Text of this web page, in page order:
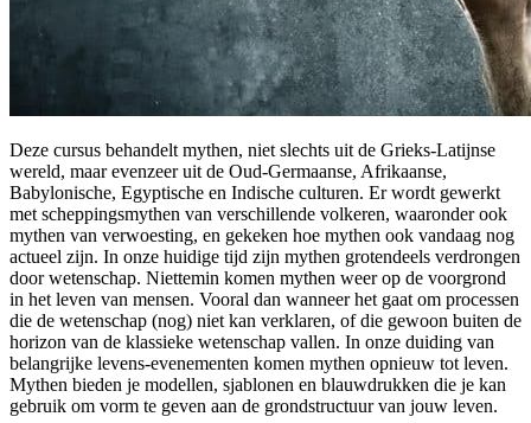
Deze cursus behandelt mythen, niet slechts uit de Grieks-Latijnse
wereld, maar evenzeer uit de Oud-Germaanse, Afrikaanse,
Babylonische, Egyptische en Indische culturen. Er wordt gewerkt
met scheppingsmythen van verschillende volkeren, waaronder ook
mythen van verwoesting, en gekeken hoe mythen ook vandaag nog
actueel zijn. In onze huidige tijd zijn mythen grotendeels verdrongen
door wetenschap. Niettemin komen mythen weer op de voorgrond
in het leven van mensen. Vooral dan wanneer het gaat om processen
die de wetenschap (nog) niet kan verklaren, of die gewoon buiten de
horizon van de klassieke wetenschap vallen. In onze duiding van
belangrijke levens-evenementen komen mythen opnieuw tot leven.
Mythen bieden je modellen, sjablonen en blauwdrukken die je kan
gebruik om vorm te geven aan de grondstructuur van jouw leven.